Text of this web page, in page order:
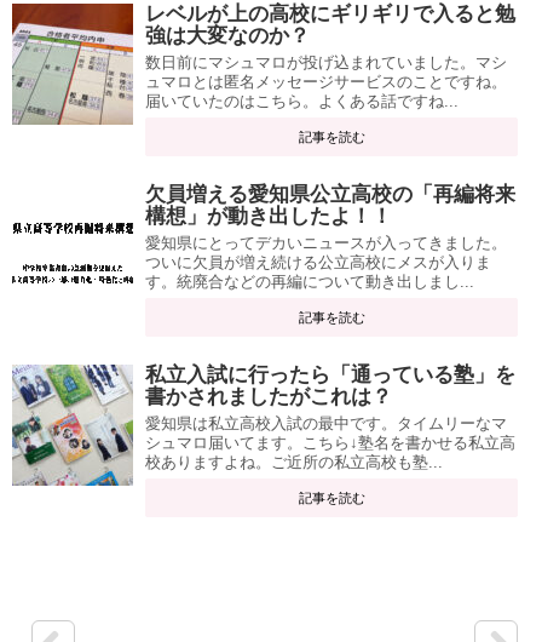
レベルが上の高校にギリギリで入ると勉
強は大変なのか？
数日前にマシュマロが投げ込まれていました。マシ
ュマロとは匿名メッセージサービスのことですね。
届いていたのはこちら。よくある話ですね...
記事を読む
欠員増える愛知県公立高校の「再編将来
構想」が動き出したよ！！
愛知県にとってデカいニュースが入ってきました。
ついに欠員が増え続ける公立高校にメスが入りま
す。統廃合などの再編について動き出しまし...
記事を読む
私立入試に行ったら「通っている塾」を
書かされましたがこれは？
愛知県は私立高校入試の最中です。タイムリーなマ
シュマロ届いてます。こちら↓塾名を書かせる私立高
校ありますよね。ご近所の私立高校も塾...
記事を読む